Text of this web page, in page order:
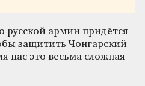
русской армии придётся
защитить Чонгарский
нас это весьма сложная